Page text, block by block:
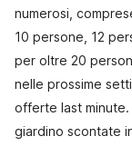
numerosi,
10 persone, 12
per oltre 20
nelle prossime
offerte last
giardino scontate